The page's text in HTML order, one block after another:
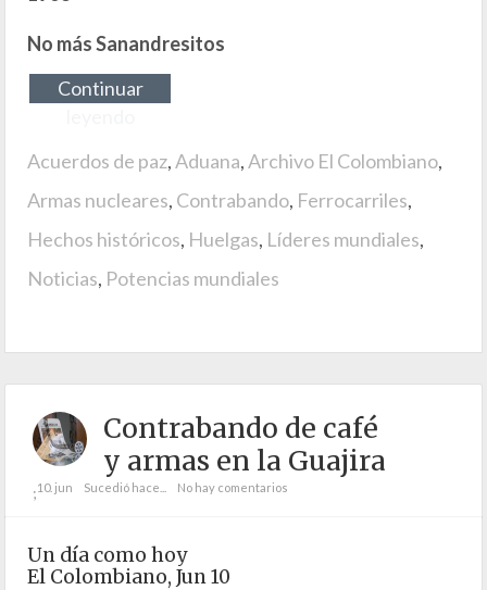
No más Sanandresitos
Continuar
Acuerdos de paz,Aduana,Archivo El Colombiano,
Armas nucleares, Contrabando, Ferrocarriles,
Hechos históricos, Huelgas, Líderes mundiales,
Noticias, Potencias mundiales
Contrabando de café
y armas en la Guajira
;10. jun Sucedió hace... No hay comentarios
Un día como hoy
El Colombiano, Jun 10